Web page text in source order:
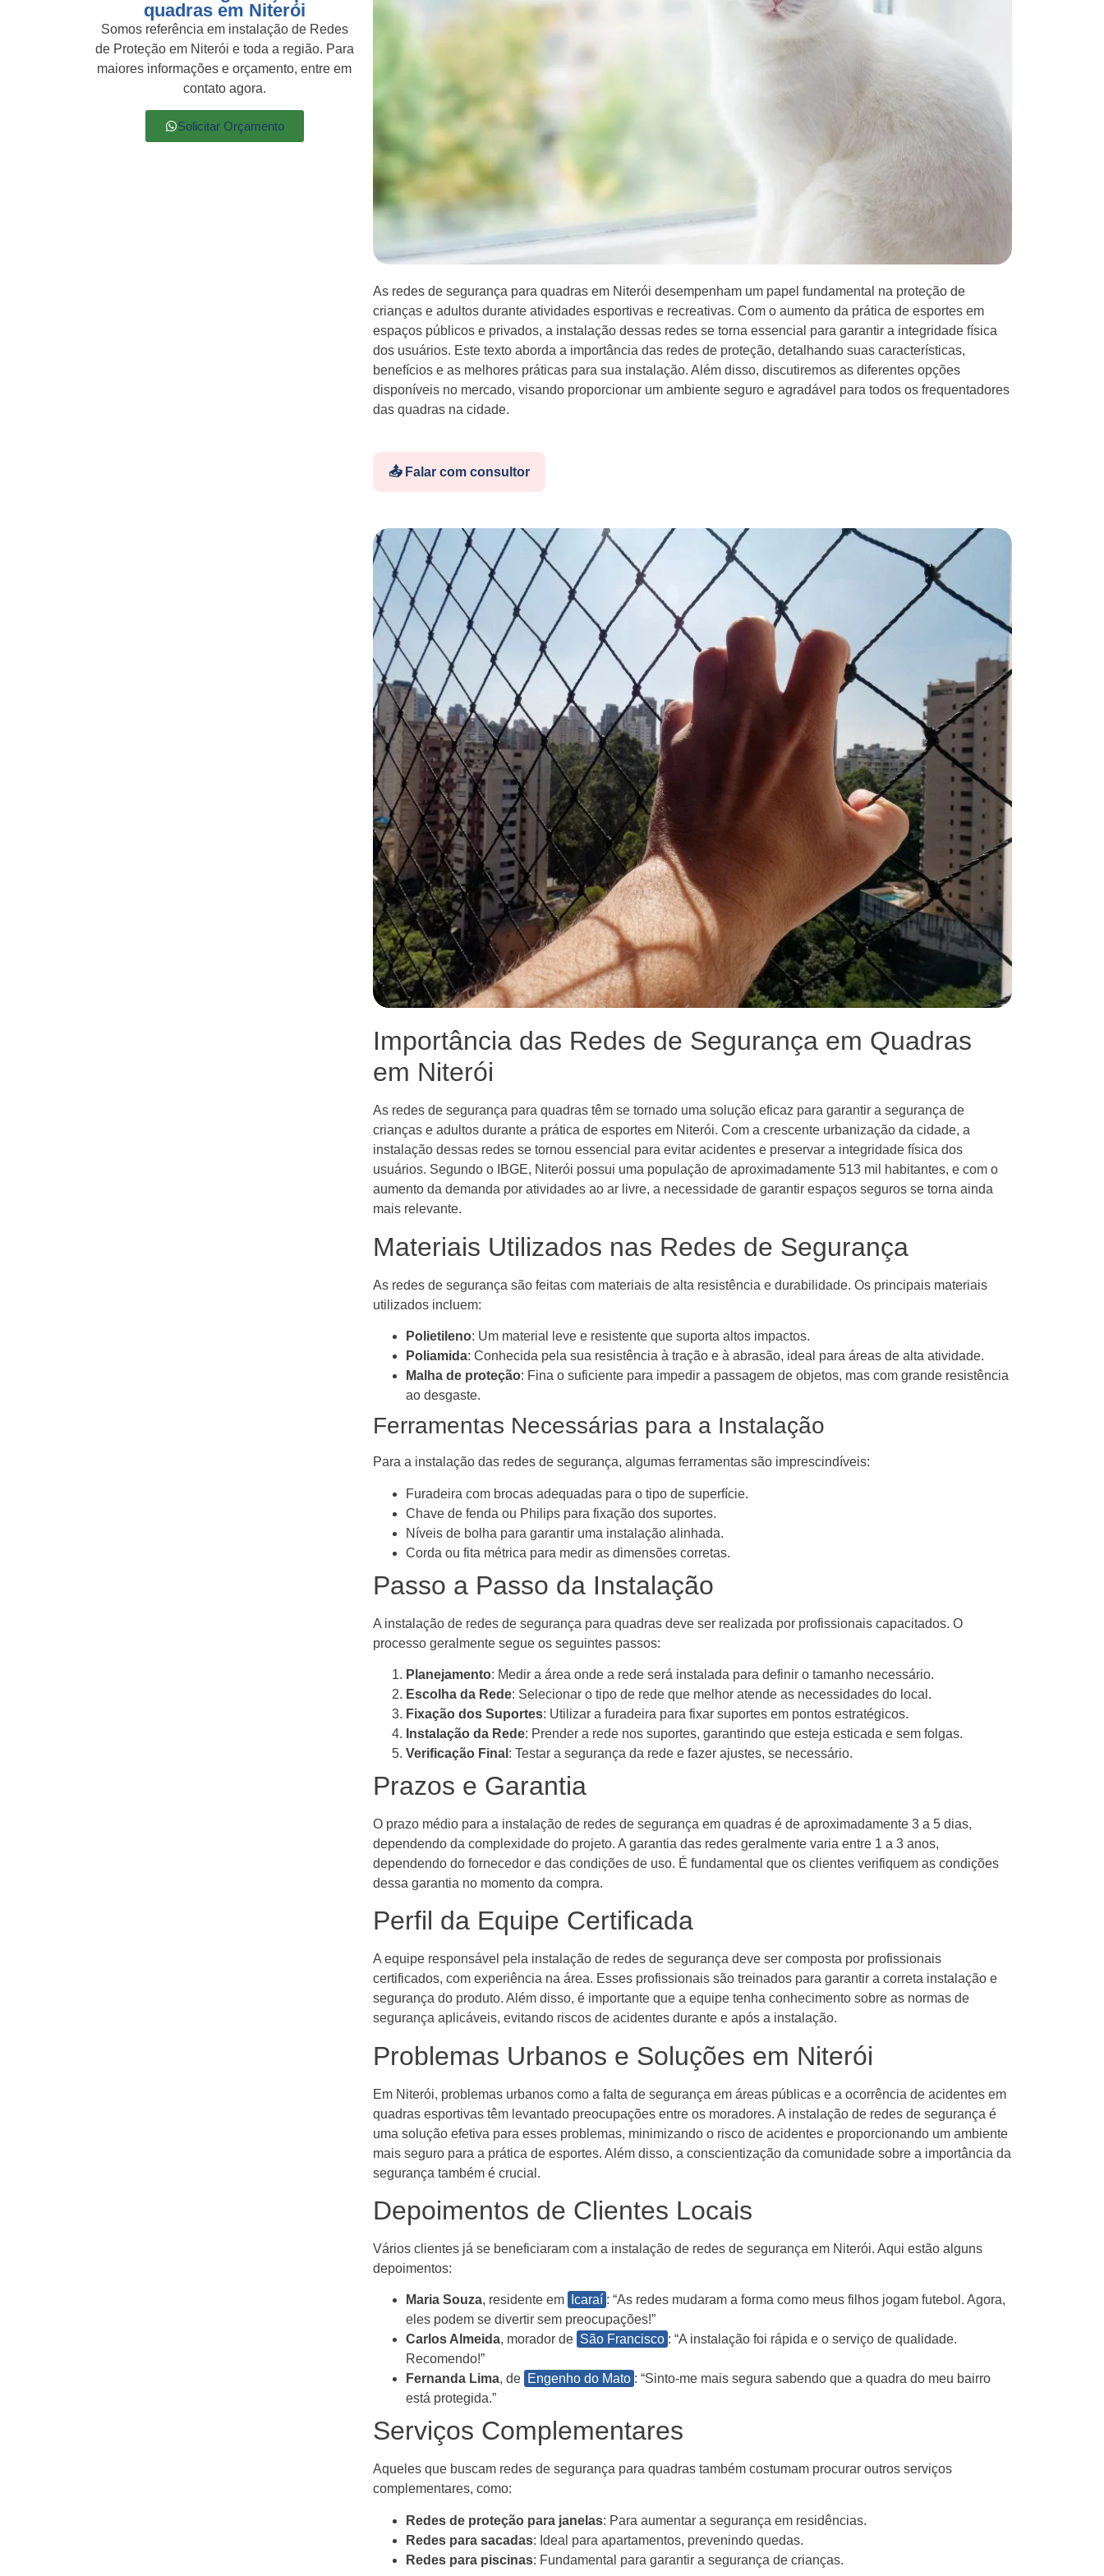
quadras em Niterói
Somos referência em instalação de Redes
de Proteção em Niterói e toda a região. Para
maiores informações e orçamento, entre em
contato agora.
Solicitar Orçamento
As redes de segurança para quadras em Niterói desempenham um papel fundamental na proteção de
crianças e adultos durante atividades esportivas e recreativas. Com o aumento da prática de esportes em
espaços públicos e privados, a instalação dessas redes se torna essencial para garantir a integridade física
dos usuários. Este texto aborda a importância das redes de proteção, detalhando suas características,
benefícios e as melhores práticas para sua instalação. Além disso, discutiremos as diferentes opções
disponíveis no mercado, visando proporcionar um ambiente seguro e agradável para todos os frequentadores
das quadras na cidade.
📤 Falar com consultor
Importância das Redes de Segurança em Quadras
em Niterói
As redes de segurança para quadras têm se tornado uma solução eficaz para garantir a segurança de
crianças e adultos durante a prática de esportes em Niterói. Com a crescente urbanização da cidade, a
instalação dessas redes se tornou essencial para evitar acidentes e preservar a integridade física dos
usuários. Segundo o IBGE, Niterói possui uma população de aproximadamente 513 mil habitantes, e com o
aumento da demanda por atividades ao ar livre, a necessidade de garantir espaços seguros se torna ainda
mais relevante.
Materiais Utilizados nas Redes de Segurança
As redes de segurança são feitas com materiais de alta resistência e durabilidade. Os principais materiais
utilizados incluem:
Polietileno: Um material leve e resistente que suporta altos impactos.
Poliamida: Conhecida pela sua resistência à tração e à abrasão, ideal para áreas de alta atividade.
Malha de proteção: Fina o suficiente para impedir a passagem de objetos, mas com grande resistência
ao desgaste.
Ferramentas Necessárias para a Instalação
Para a instalação das redes de segurança, algumas ferramentas são imprescindíveis:
Furadeira com brocas adequadas para o tipo de superfície.
Chave de fenda ou Philips para fixação dos suportes.
Níveis de bolha para garantir uma instalação alinhada.
Corda ou fita métrica para medir as dimensões corretas.
Passo a Passo da Instalação
A instalação de redes de segurança para quadras deve ser realizada por profissionais capacitados. O
processo geralmente segue os seguintes passos:
Planejamento: Medir a área onde a rede será instalada para definir o tamanho necessário.
Escolha da Rede: Selecionar o tipo de rede que melhor atende as necessidades do local.
Fixação dos Suportes: Utilizar a furadeira para fixar suportes em pontos estratégicos.
Instalação da Rede: Prender a rede nos suportes, garantindo que esteja esticada e sem folgas.
Verificação Final : Testar a segurança da rede e fazer ajustes, se necessário.
Prazos e Garantia
O prazo médio para a instalação de redes de segurança em quadras é de aproximadamente 3 a 5 dias,
dependendo da complexidade do projeto. A garantia das redes geralmente varia entre 1 a 3 anos,
dependendo do fornecedor e das condições de uso. É fundamental que os clientes verifiquem as condições
dessa garantia no momento da compra.
Perfil da Equipe Certificada
A equipe responsável pela instalação de redes de segurança deve ser composta por profissionais
certificados, com experiência na área. Esses profissionais são treinados para garantir a correta instalação e
segurança do produto. Além disso, é importante que a equipe tenha conhecimento sobre as normas de
segurança aplicáveis, evitando riscos de acidentes durante e após a instalação.
Problemas Urbanos e Soluções em Niterói
Em Niterói, problemas urbanos como a falta de segurança em áreas públicas e a ocorrência de acidentes em
quadras esportivas têm levantado preocupações entre os moradores. A instalação de redes de segurança é
uma solução efetiva para esses problemas, minimizando o risco de acidentes e proporcionando um ambiente
mais seguro para a prática de esportes. Além disso, a conscientização da comunidade sobre a importância da
segurança também é crucial.
Depoimentos de Clientes Locais
Vários clientes já se beneficiaram com a instalação de redes de segurança em Niterói. Aqui estão alguns
depoimentos:
Maria Souza, residente em Icaraí : “As redes mudaram a forma como meus filhos jogam futebol. Agora,
eles podem se divertir sem preocupações!”
Carlos Almeida, morador de São Francisco : “A instalação foi rápida e o serviço de qualidade.
Recomendo!”
Fernanda Lima, de Engenho do Mato : “Sinto-me mais segura sabendo que a quadra do meu bairro
está protegida.”
Serviços Complementares
Aqueles que buscam redes de segurança para quadras também costumam procurar outros serviços
complementares, como:
Redes de proteção para janelas: Para aumentar a segurança em residências.
Redes para sacadas: Ideal para apartamentos, prevenindo quedas.
Redes para piscinas: Fundamental para garantir a segurança de crianças.